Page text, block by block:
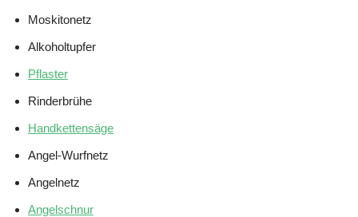
Moskitonetz
Alkoholtupfer
Pflaster
Rinderbrühe
Handkettensäge
Angel-Wurfnetz
Angelnetz
Angelschnur